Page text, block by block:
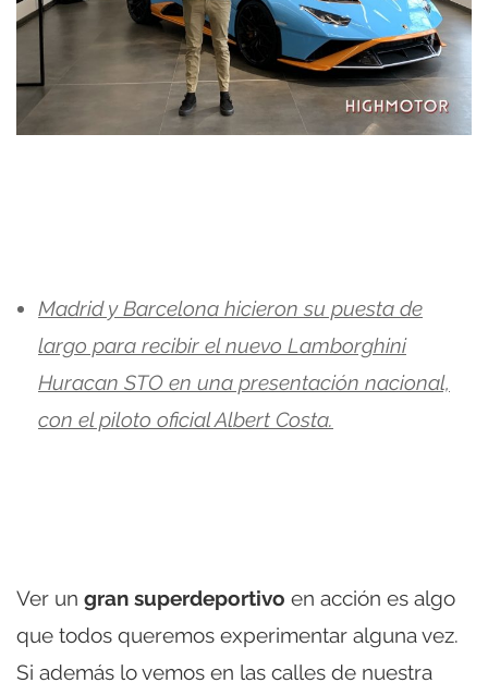
Madrid y Barcelona hicieron su puesta de
largo para recibir el nuevo Lamborghini
Huracan STO en una presentación nacional,
con el piloto oficial Albert Costa.
Ver un gran superdeportivo en acción es algo
que todos queremos experimentar alguna vez.
Si además lo vemos en las calles de nuestra